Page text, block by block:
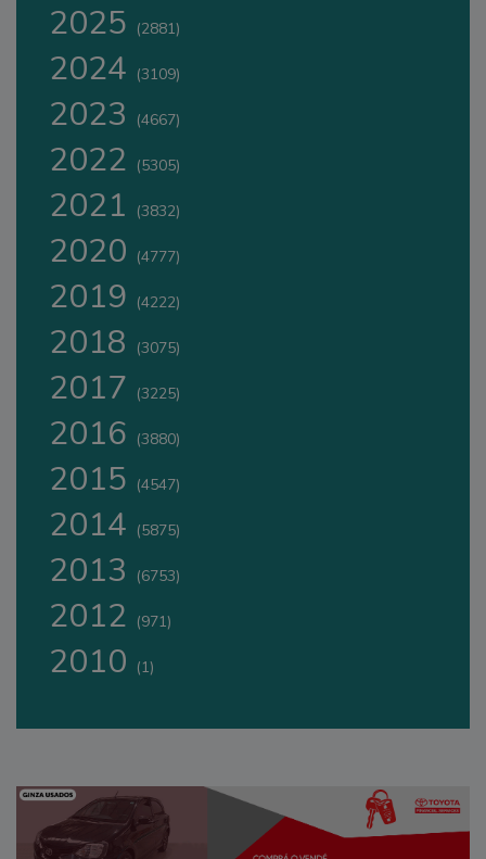
2025 (2881)
2024 (3109)
2023 (4667)
2022 (5305)
2021 (3832)
2020 (4777)
2019 (4222)
2018 (3075)
2017 (3225)
2016 (3880)
2015 (4547)
2014 (5875)
2013 (6753)
2012 (971)
2010 (1)